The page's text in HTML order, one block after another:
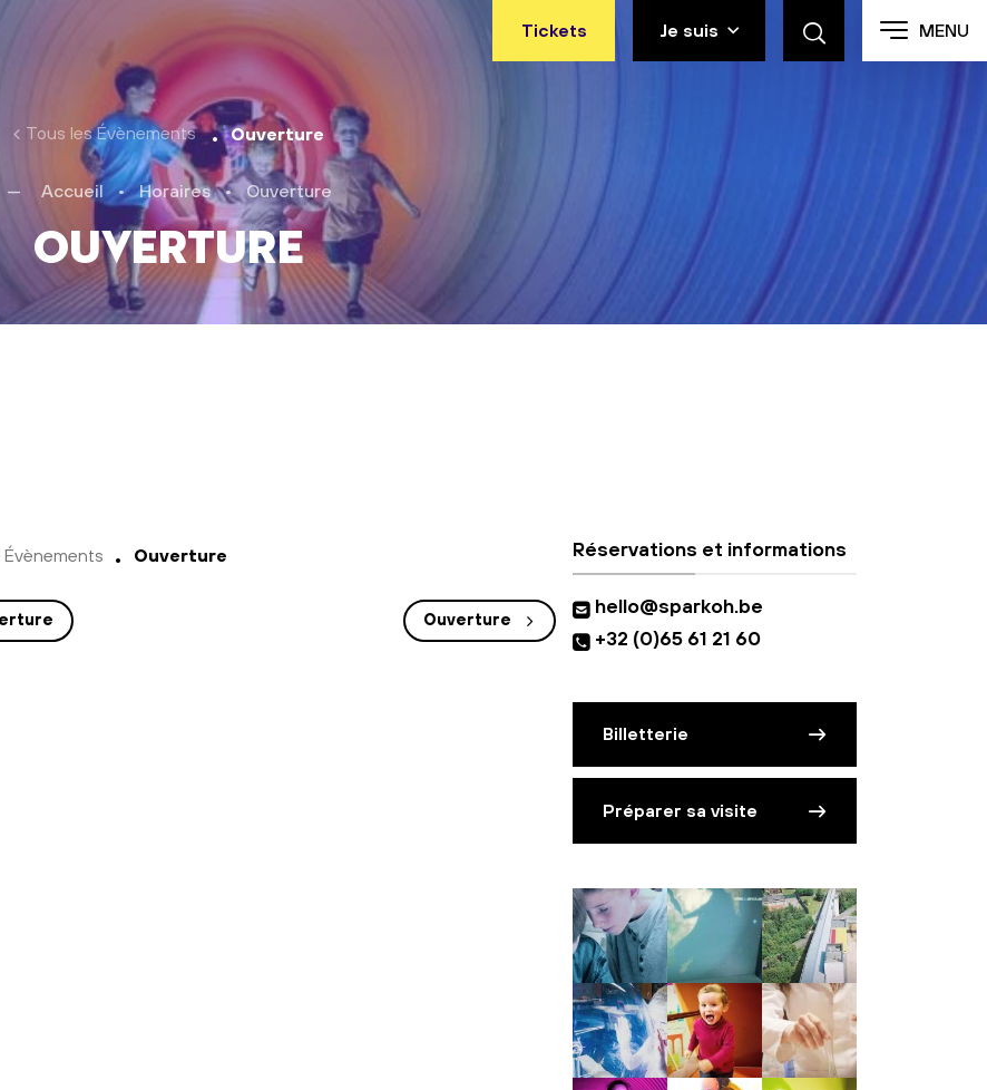
Tickets Je suis MENU
Tous les Évènements Ouverture
Ouverture
Accueil • Horaires • Ouverture
Évènements Ouverture
Ouverture
Réservations et informations
hello@sparkoh.be
+32 (0)65 61 21 60
Billetterie
Préparer sa visite